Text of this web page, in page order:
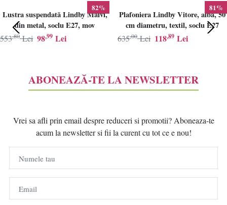
82%
Lustra suspendată Lindby Maivi,
din metal, soclu E27, mov
98,99 Lei
553,80 Lei
81%
Plafoniera Lindby Vitore, alba, 50
cm diametru, textil, soclu E27
118,89 Lei
635,00 Lei
ABONEAZĂ-TE LA NEWSLETTER
Vrei sa afli prin email despre reduceri si promotii? Aboneaza-te
acum la newsletter si fii la curent cu tot ce e nou!
Numele tau
Email